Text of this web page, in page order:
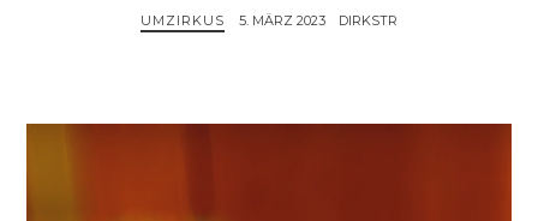
UMZIRKUS 5. MÄRZ 2023 DIRKSTR